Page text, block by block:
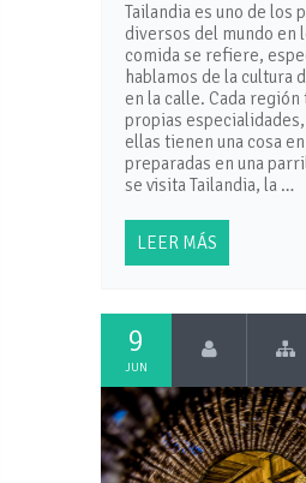
Tailandia es uno de los
diversos del mundo en
comida se refiere,
hablamos de la cultura
en la calle. Cada región
propias especialidades,
ellas tienen una cosa
preparadas en una
se visita Tailandia, la …
LEER MÁS
9
JUN